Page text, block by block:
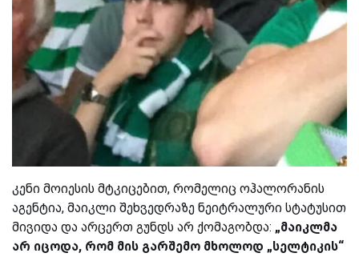
კენი მოიესის მტკიცებით, რომელიც ოჰალორანის
აგენტია, მაიკლი შეხვედრაზე ნეიტრალური სტატუსით
მივიდა და არცერთ გუნდს არ ქომაგობდა: „მაიკლმა
არ იცოდა, რომ მის გარშემო მხოლოდ „სელტიკის“